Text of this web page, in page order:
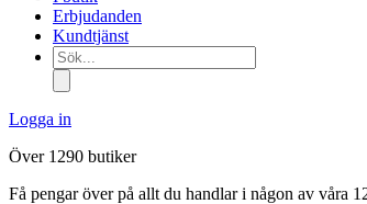
Erbjudanden
Kundtjänst
Sök...
Logga in
Över 1290 butiker
Få pengar över på allt du handlar i någon av våra